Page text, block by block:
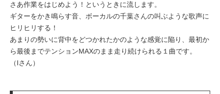
さあ作業をはじめよう！というときに流します。
ギターをかき鳴らす音、ボーカルの千葉さんの叫ぶような歌声に
ヒリヒリする！
あまりの勢いに背中をどつかれたかのような感覚に陥り、最初か
ら最後までテンションMAXのまま走り続けられる１曲です。
（Iさん）